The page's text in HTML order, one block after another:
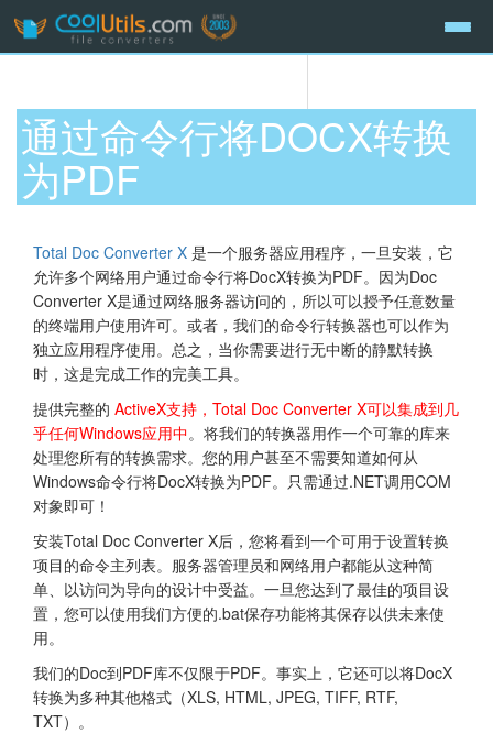
通过命令行将DOCX转换
为PDF
Total Doc Converter X 是一个服务器应用程序，一旦安装，它
允许多个网络用户通过命令行将DocX转换为PDF。因为Doc
Converter X是通过网络服务器访问的，所以可以授予任意数量
的终端用户使用许可。或者，我们的命令行转换器也可以作为
独立应用程序使用。总之，当你需要进行无中断的静默转换
时，这是完成工作的完美工具。
提供完整的 ActiveX支持，Total Doc Converter X可以集成到几
乎任何Windows应用中。将我们的转换器用作一个可靠的库来
处理您所有的转换需求。您的用户甚至不需要知道如何从
Windows命令行将DocX转换为PDF。只需通过.NET调用COM
对象即可！
安装Total Doc Converter X后，您将看到一个可用于设置转换
项目的命令主列表。服务器管理员和网络用户都能从这种简
单、以访问为导向的设计中受益。一旦您达到了最佳的项目设
置，您可以使用我们方便的.bat保存功能将其保存以供未来使
用。
我们的Doc到PDF库不仅限于PDF。事实上，它还可以将DocX
转换为多种其他格式（XLS, HTML, JPEG, TIFF, RTF,
TXT）。